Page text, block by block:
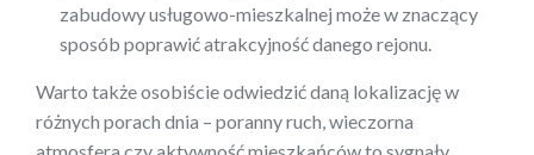
zabudowy usługowo-mieszkalnej może w znaczący
sposób poprawić atrakcyjność danego rejonu.
Warto także osobiście odwiedzić daną lokalizację w
różnych porach dnia – poranny ruch, wieczorna
atmosfera czy aktywność mieszkańców to sygnały,